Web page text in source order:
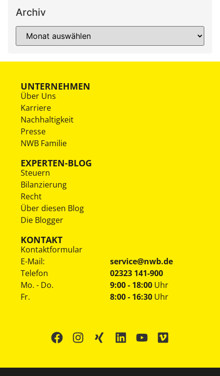
Archiv
UNTERNEHMEN
Über Uns
Karriere
Nachhaltigkeit
Presse
NWB Familie
EXPERTEN-BLOG
Steuern
Bilanzierung
Recht
Über diesen Blog
Die Blogger
KONTAKT
Kontaktformular
E-Mail:
service@nwb.de
Telefon
02323 141-900
Mo. - Do.
Fr.
9:00 - 18:00 Uhr
8:00 - 16:30 Uhr